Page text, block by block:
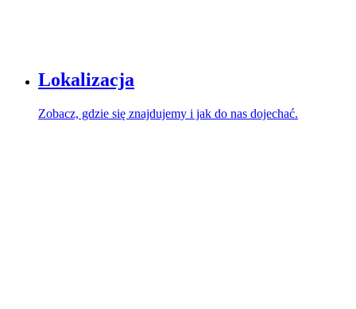
Lokalizacja
Zobacz, gdzie się znajdujemy i jak do nas dojechać.